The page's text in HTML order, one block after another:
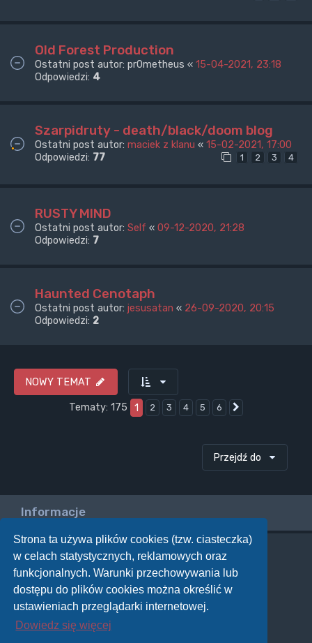
Strona ta używa plików cookies (tzw. ciasteczka)
w celach statystycznych, reklamowych oraz
funkcjonalnych. Warunki przechowywania lub
dostępu do plików cookies można określić w
ustawieniach przeglądarki internetowej.
Dowiedz się więcej
Old Forest Production
Ostatni post autor: pr0metheus « 15-04-2021, 23:18
Odpowiedzi: 4
Szarpidruty - death/black/doom blog
Ostatni post autor: maciek z klanu « 15-02-2021, 17:00
Odpowiedzi: 77 1 2 3 4
RUSTY MIND
Ostatni post autor: Self « 09-12-2020, 21:28
Odpowiedzi: 7
Haunted Cenotaph
Ostatni post autor: jesusatan « 26-09-2020, 20:15
Odpowiedzi: 2
NOWY TEMAT
Tematy: 175
1 2 3 4 5 6
Przejdź do
Informacje
Twoje uprawnienia na tym forum
Nie możesztworzyć nowych tematów
Nie możeszodpowiadać w tematach
Nie możesz zmieniać swoich postów
Nie możesz
usuwać swoich postów
Nie możeszdodawać załączników